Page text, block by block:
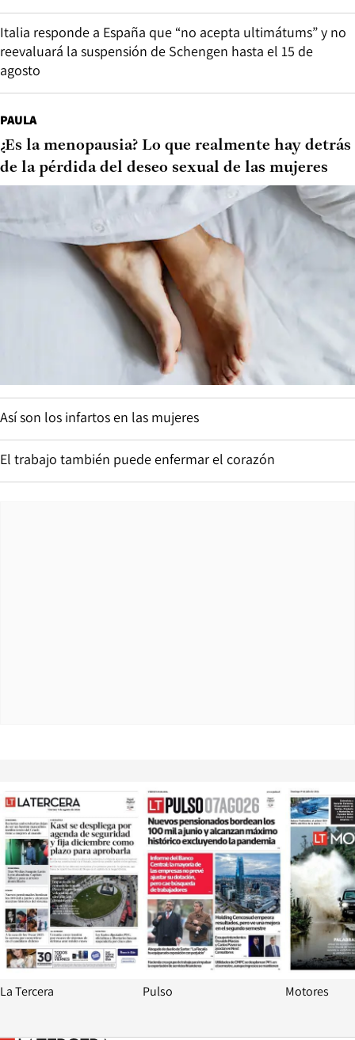
Italia responde a España que “no acepta ultimátums” y no
reevaluará la suspensión de Schengen hasta el 15 de
agosto
PAULA
¿Es la menopausia? Lo que realmente hay detrás
de la pérdida del deseo sexual de las mujeres
Así son los infartos en las mujeres
El trabajo también puede enfermar el corazón
Opens in new window
La Tercera
Opens in
Pulso Motores